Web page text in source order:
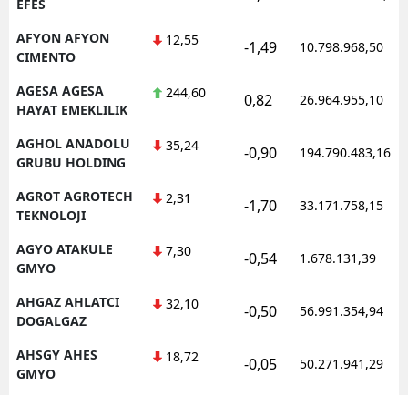
Kars
Kırklareli
Konya
EFES
AFYON AFYON
CIMENTO
12,55 -1,49 10.798.968,50
AGESA AGESA
HAYAT EMEKLILIK
244,60 0,82 26.964.955,10
AGHOL ANADOLU
GRUBU HOLDING
35,24 -0,90 194.790.483,16
AGROT AGROTECH
TEKNOLOJI
2,31 -1,70 33.171.758,15
AGYO ATAKULE
GMYO
7,30 -0,54 1.678.131,39
AHGAZ AHLATCI
DOGALGAZ
32,10 -0,50 56.991.354,94
AHSGY AHES
GMYO
18,72 -0,05 50.271.941,29